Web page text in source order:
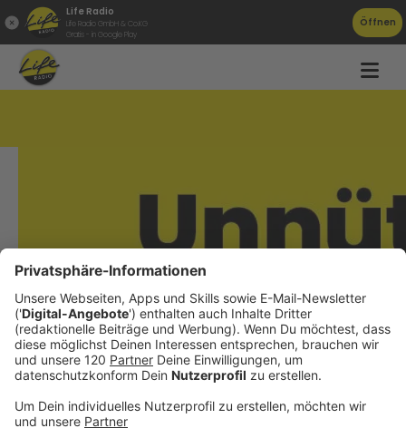
Life Radio
Life Radio GmbH & Co.KG
Gratis - in Google Play
Öffnen